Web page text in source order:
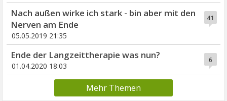
41
Nach außen wirke ich stark - bin aber mit den
Nerven am Ende
05.05.2019 21:35
6
Ende der Langzeittherapie was nun?
01.04.2020 18:03
Mehr Themen